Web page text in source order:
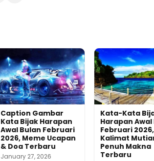
Caption Gambar
Kata Bijak Harapan
Awal Bulan Februari
2026, Meme Ucapan
& Doa Terbaru
January 27, 2026
Kata-Kata
Harapan Awal
Februari 2026,
Kalimat
Penuh Makna
Terbaru